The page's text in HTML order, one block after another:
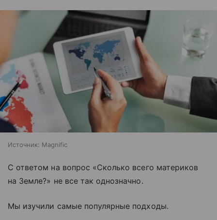
Источник: Magnific
С ответом на вопрос «Сколько всего материков
на Земле?» не все так однозначно.
Мы изучили самые популярные подходы.